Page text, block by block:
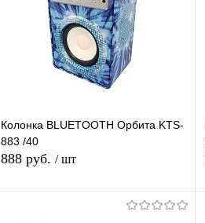
Колонка BLUETOOTH Орбита KTS-
883 /40
888 руб. / шт